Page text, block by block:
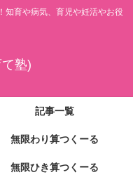
知育や病気、育児や妊活やお役
塾)
記事一覧
無限わり算つくーる
無限ひき算つくーる